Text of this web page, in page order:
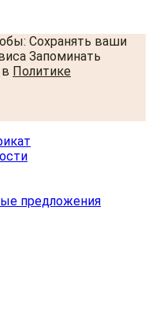
Сохранять ваши
Запоминать
Политике
предложения